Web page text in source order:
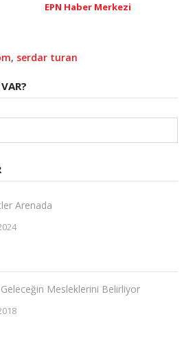
EPN Haber Merkezi
, serdar turan
Arenada
Mesleklerini Belirliyor